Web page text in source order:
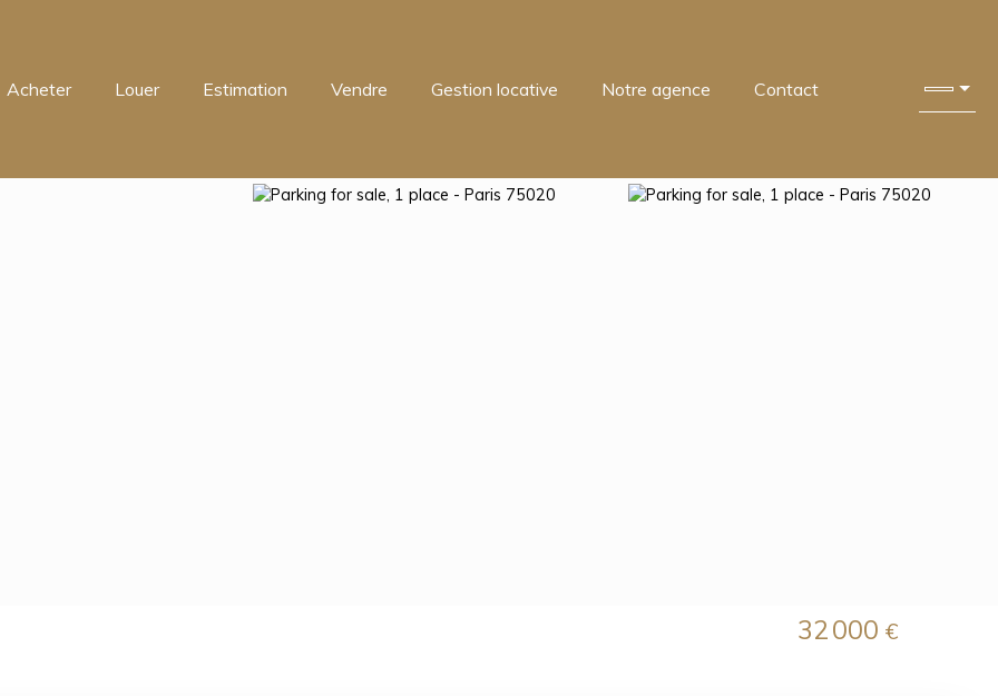
Acheter Louer Estimation Vendre Gestion locative Notre agence Contact
32 000 €